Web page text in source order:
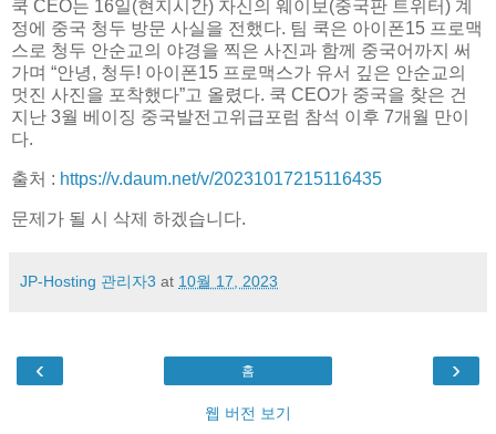
쿡 CEO는 16일(현지시간) 자신의 웨이보(중국판 트위터) 계
정에 중국 청두 방문 사실을 전했다. 팀 쿡은 아이폰15 프로맥
스로 청두 안순교의 야경을 찍은 사진과 함께 중국어까지 써
가며 “안녕, 청두! 아이폰15 프로맥스가 유서 깊은 안순교의
멋진 사진을 포착했다”고 올렸다. 쿡 CEO가 중국을 찾은 건
지난 3월 베이징 중국발전고위급포럼 참석 이후 7개월 만이
다.
출처 : https://v.daum.net/v/20231017215116435
문제가 될 시 삭제 하겠습니다.
JP-Hosting 관리자3 at 10월 17, 2023
‹ ›
홈
웹 버전 보기